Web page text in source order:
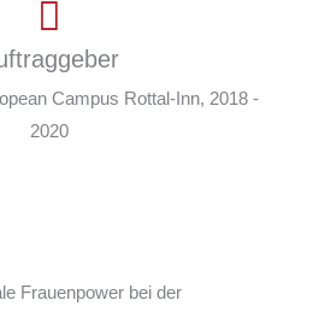
Campus Rottal-Inn, 2018 -
2020
Frauenpower bei der